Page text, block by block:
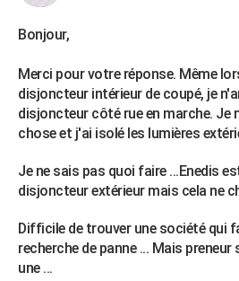
Bonjour,
Merci pour votre réponse. Même
disjoncteur intérieur de coupé, je
disjoncteur côté rue en marche. Je
chose et j'ai isolé les lumières
Je ne sais pas quoi faire ...Enedis
disjoncteur extérieur mais cela ne
Difficile de trouver une société qui
recherche de panne ... Mais
une ...